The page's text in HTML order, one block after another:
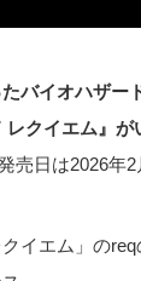
バイオハザー
レクイエム』が
売日は2026年2
イエム」の